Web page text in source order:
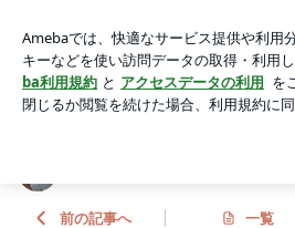
アプリをダウンロードして ブログの更新
ょう。
前の記事へ 一覧